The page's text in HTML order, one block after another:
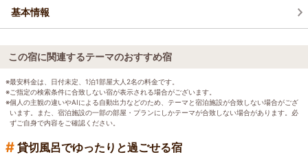
基本情報
この宿に関連するテーマのおすすめ宿
※最安料金は、日付未定、1泊1部屋大人2名の料金です。
※ご指定の検索条件に合致しない宿が表示される場合がございます。
※個人の主観の違いやAIによる自動出力などのため、テーマと宿泊施設が合致しない場合がござ
います。また、宿泊施設の一部の部屋・プランにしかテーマが合致しない場合があります。必
ずご自身で内容をご確認ください。
# 貸切風呂でゆったりと過ごせる宿